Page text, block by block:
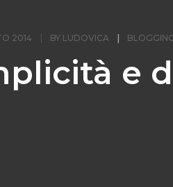
2014 BY LUDOVICA
e